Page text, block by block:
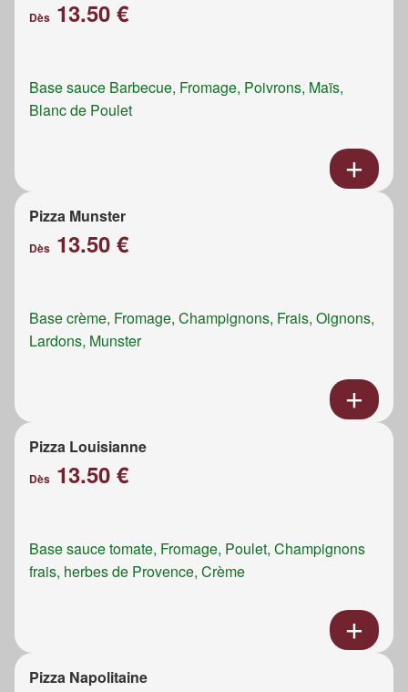
Dès 13.50 €
Base sauce Barbecue, Fromage, Poivrons, Maïs,
Blanc de Poulet
Pizza Munster
Dès 13.50 €
Base crème, Fromage, Champignons, Frais, Oignons,
Lardons, Munster
Pizza Louisianne
Dès 13.50 €
Base sauce tomate, Fromage, Poulet, Champignons
frais, herbes de Provence, Crème
Pizza Napolitaine